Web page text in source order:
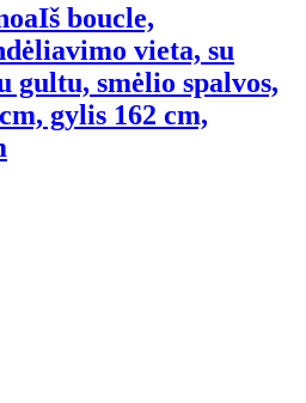
Iš boucle,
vieta, su
smėlio spalvos,
gylis 162 cm,